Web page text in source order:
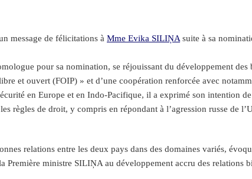
message de félicitations à Mme Evika SILIŅA suite à sa
pour sa nomination, se réjouissant du développement
et ouvert (FOIP) » et d’une coopération renforcée avec
en Europe et en Indo-Pacifique, il a exprimé son intention
règles de droit, y compris en répondant à l’agression russe de
relations entre les deux pays dans des domaines variés,
ministre SILIŅA au développement accru des relations